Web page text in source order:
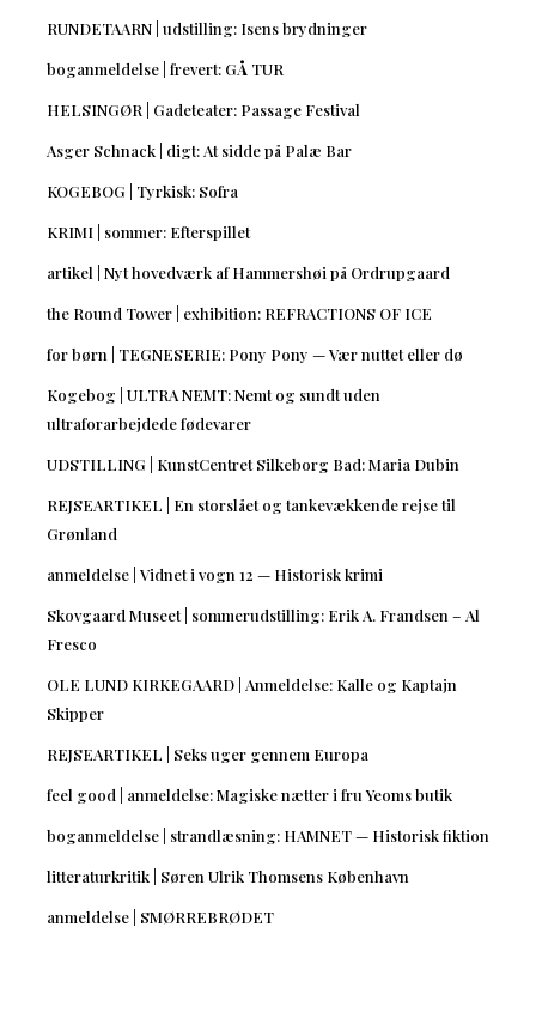
RUNDETAARN | udstilling: Isens brydninger
boganmeldelse | frevert: GÅ TUR
HELSINGØR | Gadeteater: Passage Festival
Asger Schnack | digt: At sidde på Palæ Bar
KOGEBOG | Tyrkisk: Sofra
KRIMI | sommer: Efterspillet
artikel | Nyt hovedværk af Hammershøi på Ordrupgaard
the Round Tower | exhibition: REFRACTIONS OF ICE
for børn | TEGNESERIE: Pony Pony — Vær nuttet eller dø
Kogebog | ULTRA NEMT: Nemt og sundt uden
ultraforarbejdede fødevarer
UDSTILLING | KunstCentret Silkeborg Bad: Maria Dubin
REJSEARTIKEL | En storslået og tankevækkende rejse til
Grønland
anmeldelse | Vidnet i vogn 12 — Historisk krimi
Skovgaard Museet | sommerudstilling: Erik A. Frandsen – Al
Fresco
OLE LUND KIRKEGAARD | Anmeldelse: Kalle og Kaptajn
Skipper
REJSEARTIKEL | Seks uger gennem Europa
feel good | anmeldelse: Magiske nætter i fru Yeoms butik
boganmeldelse | strandlæsning: HAMNET — Historisk fiktion
litteraturkritik | Søren Ulrik Thomsens København
anmeldelse | SMØRREBRØDET